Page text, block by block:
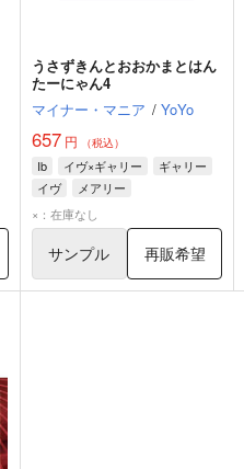
うさずきんとおおかまとはん
たーにゃん4
マイナー・マニア / YoYo
657円 （税込）
Ib イヴ×ギャリー
ギャリー
イヴ
メアリー
×：在庫なし
サンプル 再販希望